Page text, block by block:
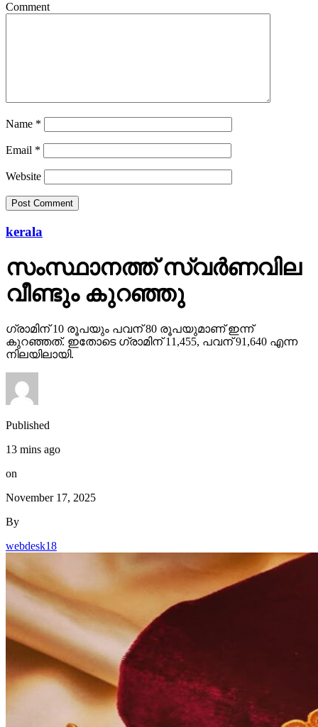
Comment
Name *
Email *
Website
kerala
സംസ്ഥാനത്ത് സ്വര്‍ണവില
വീണ്ടും കുറഞ്ഞു
ഗ്രാമിന് 10 രൂപയും പവന് 80 രൂപയുമാണ് ഇന്ന്
കുറഞ്ഞത്. ഇതോടെ ഗ്രാമിന് 11,455, പവന് 91,640 എന്ന
നിലയിലായി.
Published
13 mins ago
on
November 17, 2025
By
webdesk18